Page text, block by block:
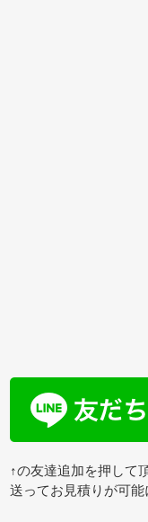
↑の友達追加を押して
送ってお見積りが可能